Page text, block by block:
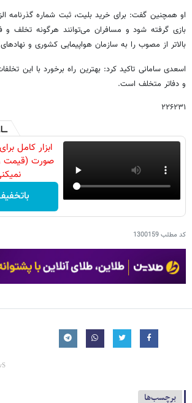
او همچنین گفت: برای خرید بلیت، ثبت شماره گذرنامه
بازی گرفته شود و مسافران می‌توانند هرگونه تخلف
بالاتر از مصوب را به سازمان هواپیمایی کشوری و
اسعدی سامانی تاکید کرد: بهترین راه برخورد با این
و دفاتر متخلف است.
۲۲۶۲۳۱
ابزار کامل
صورت (قیمت
کد مطلب1300159
برچسب‌ها